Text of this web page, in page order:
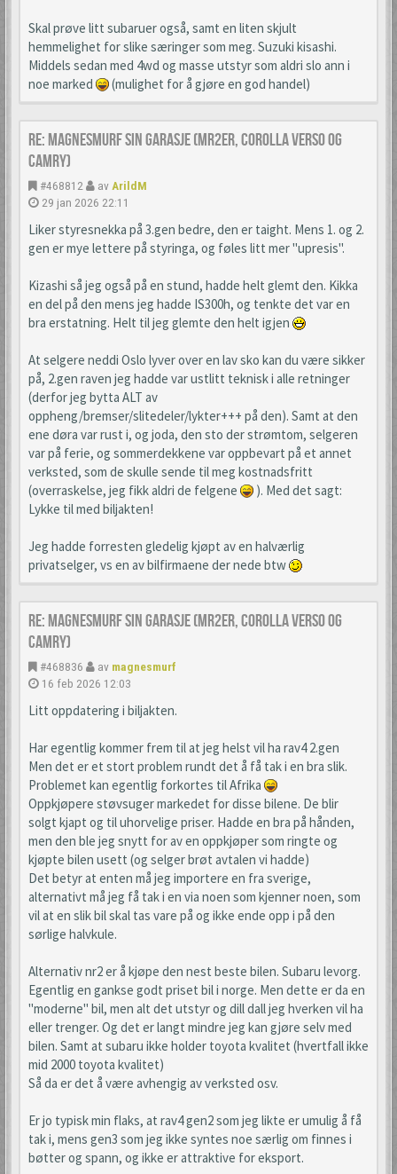
Skal prøve litt subaruer også, samt en liten skjult
hemmelighet for slike særinger som meg. Suzuki kisashi.
Middels sedan med 4wd og masse utstyr som aldri slo ann i
noe marked
(mulighet for å gjøre en god handel)
Re: Magnesmurf sin garasje (mr2er, corolla verso og
camry)
#468812 av ArildM
29 jan 2026 22:11
Liker styresnekka på 3.gen bedre, den er taight. Mens 1. og 2.
gen er mye lettere på styringa, og føles litt mer "upresis".
Kizashi så jeg også på en stund, hadde helt glemt den. Kikka
en del på den mens jeg hadde IS300h, og tenkte det var en
bra erstatning. Helt til jeg glemte den helt igjen
At selgere neddi Oslo lyver over en lav sko kan du være sikker
på, 2.gen raven jeg hadde var ustlitt teknisk i alle retninger
(derfor jeg bytta ALT av
oppheng/bremser/slitedeler/lykter+++ på den). Samt at den
ene døra var rust i, og joda, den sto der strømtom, selgeren
var på ferie, og sommerdekkene var oppbevart på et annet
verksted, som de skulle sende til meg kostnadsfritt
(overraskelse, jeg fikk aldri de felgene
). Med det sagt:
Lykke til med biljakten!
Jeg hadde forresten gledelig kjøpt av en halværlig
privatselger, vs en av bilfirmaene der nede btw
Re: Magnesmurf sin garasje (mr2er, corolla verso og
camry)
#468836 av magnesmurf
16 feb 2026 12:03
Litt oppdatering i biljakten.
Har egentlig kommer frem til at jeg helst vil ha rav4 2.gen
Men det er et stort problem rundt det å få tak i en bra slik.
Problemet kan egentlig forkortes til Afrika
Oppkjøpere støvsuger markedet for disse bilene. De blir
solgt kjapt og til uhorvelige priser. Hadde en bra på hånden,
men den ble jeg snytt for av en oppkjøper som ringte og
kjøpte bilen usett (og selger brøt avtalen vi hadde)
Det betyr at enten må jeg importere en fra sverige,
alternativt må jeg få tak i en via noen som kjenner noen, som
vil at en slik bil skal tas vare på og ikke ende opp i på den
sørlige halvkule.
Alternativ nr2 er å kjøpe den nest beste bilen. Subaru levorg.
Egentlig en gankse godt priset bil i norge. Men dette er da en
"moderne" bil, men alt det utstyr og dill dall jeg hverken vil ha
eller trenger. Og det er langt mindre jeg kan gjøre selv med
bilen. Samt at subaru ikke holder toyota kvalitet (hvertfall ikke
mid 2000 toyota kvalitet)
Så da er det å være avhengig av verksted osv.
Er jo typisk min flaks, at rav4 gen2 som jeg likte er umulig å få
tak i, mens gen3 som jeg ikke syntes noe særlig om finnes i
bøtter og spann, og ikke er attraktive for eksport.